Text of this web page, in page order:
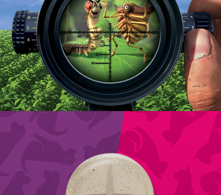
BAZUKA DUO